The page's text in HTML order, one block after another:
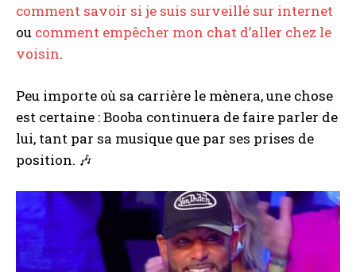
A LIRE : Comment savoir si une musique est libre de
droits ?
comment savoir si je suis surveillé sur internet
ou comment empêcher mon chat d’aller chez le
voisin.
Peu importe où sa carrière le mènera, une chose
est certaine : Booba continuera de faire parler de
lui, tant par sa musique que par ses prises de
position. 🎶